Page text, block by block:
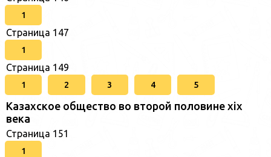
1
Страница 147
1
Страница 149
1 2 3 4 5
Казахское общество во второй половине хіх
века
Страница 151
1